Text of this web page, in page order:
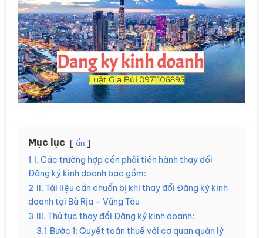
Mục lục ẩn
1 I. Các trường hợp cần phải tiến hành thay đổi
Đăng ký kinh doanh bao gồm:
2 II. Tài liệu cần chuẩn bị khi thay đổi Đăng ký kinh
doanh tại Bà Rịa – Vũng Tàu
3 III. Thủ tục thay đổi Đăng ký kinh doanh:
3.1 Bước 1: Quyết toán thuế với cơ quan quản lý